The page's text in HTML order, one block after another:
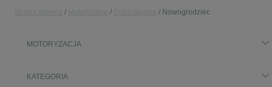
Nowogrodziec
MOTORYZACJA
KATEGORIA